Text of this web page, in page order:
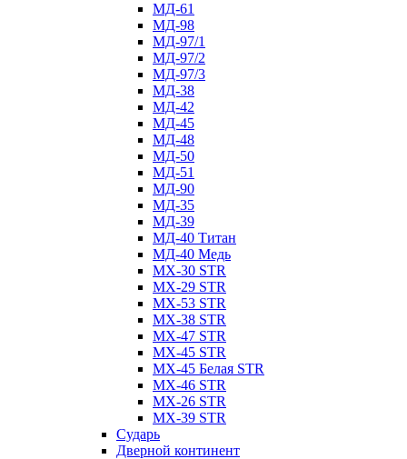
МД-61
МД-98
МД-97/1
МД-97/2
МД-97/3
МД-38
МД-42
МД-45
МД-48
МД-50
МД-51
МД-90
МД-35
МД-39
МД-40 Титан
МД-40 Медь
МХ-30 STR
МХ-29 STR
МХ-53 STR
МХ-38 STR
МХ-47 STR
МХ-45 STR
МХ-45 Белая STR
МХ-46 STR
МХ-26 STR
МХ-39 STR
Сударь
Дверной континент